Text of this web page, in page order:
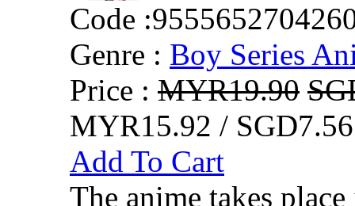
Code :
Genre : Boy Series
Price : MYR19.90
MYR15.92 /
Add To Cart
The anime takes